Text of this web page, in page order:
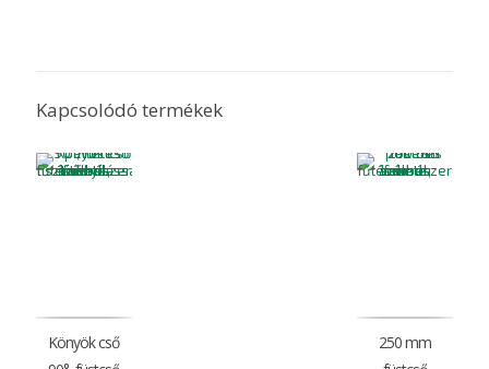
Kapcsolódó termékek
Könyök cső
250 mm